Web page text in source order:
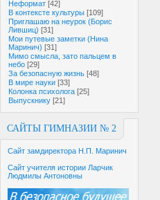
Неформат [42]
В контексте культуры [109]
Приглашаю на неурок (Борис
Лившиц) [31]
Мои путевые заметки (Нина
Маринич) [31]
Мимо смысла, зато пальцем в
небо [29]
За безопасную жизнь [48]
В мире науки [33]
Колонка психолога [25]
Выпускнику [21]
САЙТЫ ГИМНАЗИИ № 2
Сайт замдиректора Н.П. Маринич
Сайт учителя истории Ларчик
Людмилы Антоновны